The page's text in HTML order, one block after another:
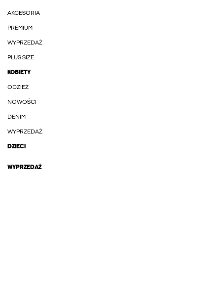
AKCESORIA
PREMIUM
WYPRZEDAŻ
PLUS SIZE
KOBIETY
ODZIEŻ
NOWOŚCI
DENIM
WYPRZEDAŻ
DZIECI
WYPRZEDAŻ